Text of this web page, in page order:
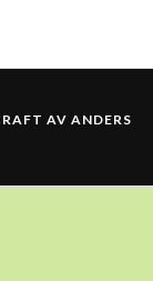
AV ANDERS